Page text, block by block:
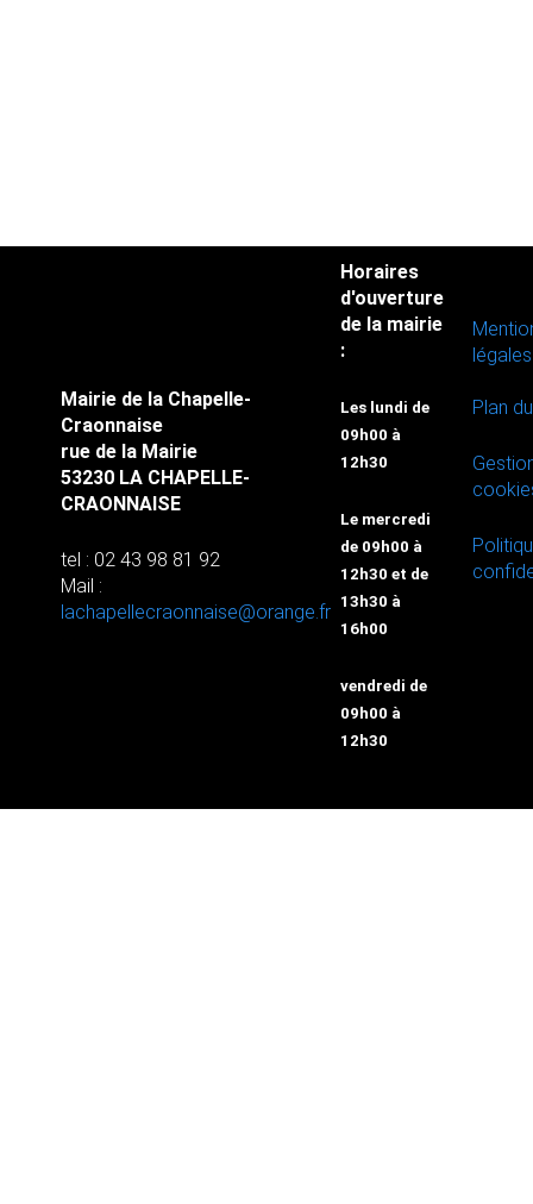
Mairie de la Chapelle-
Craonnaise
rue de la Mairie
53230 LA CHAPELLE-
CRAONNAISE
tel : 02 43 98 81 92
Mail :
lachapellecraonnaise@orange.fr
Horaires
d'ouverture
de la mairie
:
Les lundi de
09h00 à
12h30
Le mercredi
de 09h00 à
12h30 et de
13h30 à
16h00
vendredi de
09h00 à
12h30
légales
Plan